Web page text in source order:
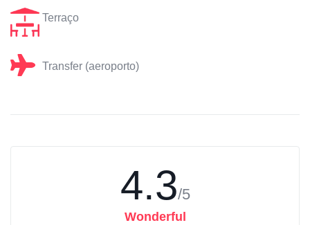
Terraço
Transfer (aeroporto)
4.3/5
Wonderful